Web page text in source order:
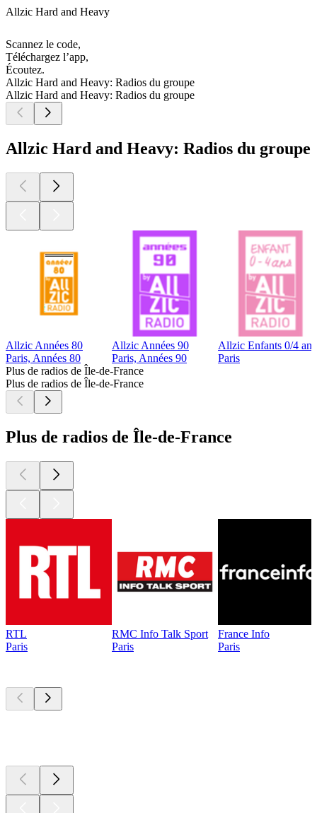
Allzic Hard and Heavy
Scannez le code,
Téléchargez l’app,
Écoutez.
Allzic Hard and Heavy: Radios du groupe
Allzic Hard and Heavy: Radios du groupe
Allzic Hard and Heavy: Radios du groupe
Allzic Années 80
Paris, Années 80
Allzic Années 90
Paris, Années 90
Allzic Enfants 0/4 ans
Paris
Plus de radios de Île-de-France
Plus de radios de Île-de-France
Plus de radios de Île-de-France
RTL
Paris
RMC Info Talk Sport
Paris
France Info
Paris